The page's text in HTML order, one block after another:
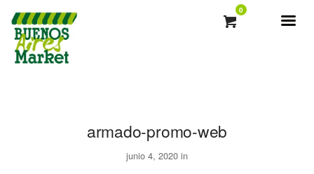
0
armado-promo-web
junio 4, 2020 in